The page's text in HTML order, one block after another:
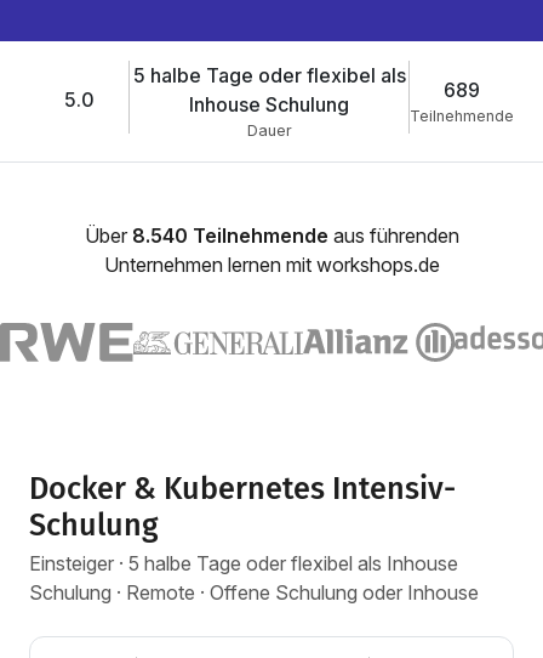
5.0
5 halbe Tage oder flexibel als
Inhouse Schulung
Dauer
689
Teilnehmende
Über 8.540 Teilnehmende aus führenden
Unternehmen lernen mit workshops.de
Docker & Kubernetes Intensiv-
Schulung
Einsteiger · 5 halbe Tage oder flexibel als Inhouse
Schulung · Remote · Offene Schulung oder Inhouse